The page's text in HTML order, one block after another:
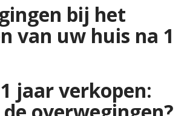
bij het
van uw huis na 1
jaar verkopen: